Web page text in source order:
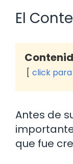
El
click
Antes de
que fue